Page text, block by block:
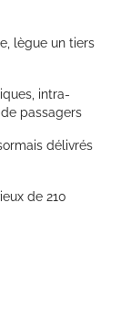
lègue un tiers
intra-
passagers
délivrés
de 210